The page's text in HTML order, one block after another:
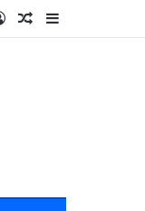
Log InRandom Article
Sidebar